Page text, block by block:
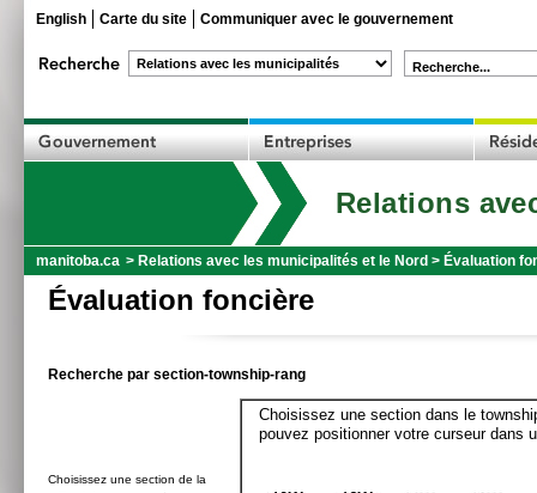
English Carte du site Communiquer avec le gouvernement
Recherche...
Relations
manitoba.ca > Relations avec les municipalités et le Nord > Évaluation
Évaluation foncière
Recherche par section-township-rang
Choisissez une section de la
Choisissez une section dans le
pouvez positionner votre curseur dans